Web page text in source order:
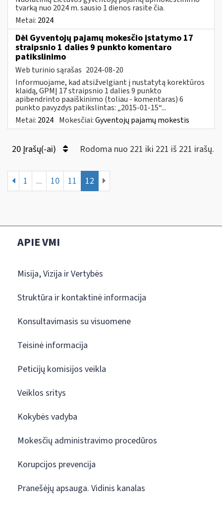
tvarką nuo 2024 m. sausio 1 dienos rasite čia.
Metai: 2024
Dėl Gyventojų pajamų mokesčio įstatymo 17
straipsnio 1 dalies 9 punkto komentaro
patikslinimo
Web turinio sąrašas 2024-08-20
Informuojame, kad atsižvelgiant į nustatytą korektūros
klaidą, GPMĮ 17 straipsnio 1 dalies 9 punkto
apibendrinto paaiškinimo (toliau - komentaras) 6
punkto pavyzdys patikslintas: „2015-01-15“...
Metai: 2024 Mokesčiai:Gyventojų pajamų mokestis
20 Įrašų(-ai) Rodoma nuo 221 iki 221 iš 221 irašų.
1 ... 10 11 12
APIE VMI
Misija, Vizija ir Vertybės
Struktūra ir kontaktinė informacija
Konsultavimasis su visuomene
Teisinė informacija
Peticijų komisijos veikla
Veiklos sritys
Kokybės vadyba
Mokesčių administravimo procedūros
Korupcijos prevencija
Pranešėjų apsauga. Vidinis kanalas